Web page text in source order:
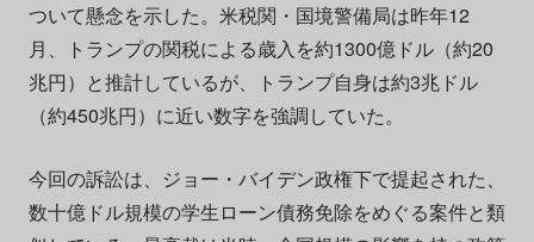
ついて懸念を示した。米税関・国境警備局は昨年12
月、トランプの関税による歳入を約1300億ドル（約20
兆円）と推計しているが、トランプ自身は約3兆ドル
（約450兆円）に近い数字を強調していた。
今回の訴訟は、ジョー・バイデン政権下で提起された、
数十億ドル規模の学生ローン債務免除をめぐる案件と類